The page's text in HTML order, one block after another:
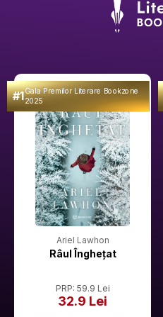
#1Gala Premilor Literare Bookzone
2025
Ariel Lawhon
Râul Înghețat
PRP: 59.9 Lei
32.9 Lei